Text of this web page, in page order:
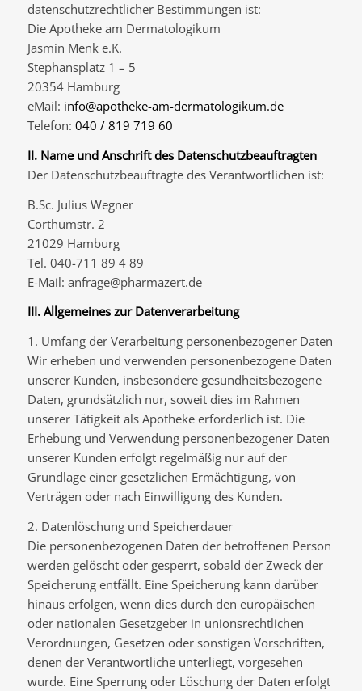
datenschutzrechtlicher Bestimmungen ist:
Die Apotheke am Dermatologikum
Jasmin Menk e.K.
Stephansplatz 1 – 5
20354 Hamburg
eMail: info@apotheke-am-dermatologikum.de
Telefon: 040 / 819 719 60
II. Name und Anschrift des Datenschutzbeauftragten
Der Datenschutzbeauftragte des Verantwortlichen ist:
B.Sc. Julius Wegner
Corthumstr. 2
21029 Hamburg
Tel. 040-711 89 4 89
E-Mail: anfrage@pharmazert.de
III. Allgemeines zur Datenverarbeitung
1. Umfang der Verarbeitung personenbezogener Daten
Wir erheben und verwenden personenbezogene Daten
unserer Kunden, insbesondere gesundheitsbezogene
Daten, grundsätzlich nur, soweit dies im Rahmen
unserer Tätigkeit als Apotheke erforderlich ist. Die
Erhebung und Verwendung personenbezogener Daten
unserer Kunden erfolgt regelmäßig nur auf der
Grundlage einer gesetzlichen Ermächtigung, von
Verträgen oder nach Einwilligung des Kunden.
2. Datenlöschung und Speicherdauer
Die personenbezogenen Daten der betroffenen Person
werden gelöscht oder gesperrt, sobald der Zweck der
Speicherung entfällt. Eine Speicherung kann darüber
hinaus erfolgen, wenn dies durch den europäischen
oder nationalen Gesetzgeber in unionsrechtlichen
Verordnungen, Gesetzen oder sonstigen Vorschriften,
denen der Verantwortliche unterliegt, vorgesehen
wurde. Eine Sperrung oder Löschung der Daten erfolgt